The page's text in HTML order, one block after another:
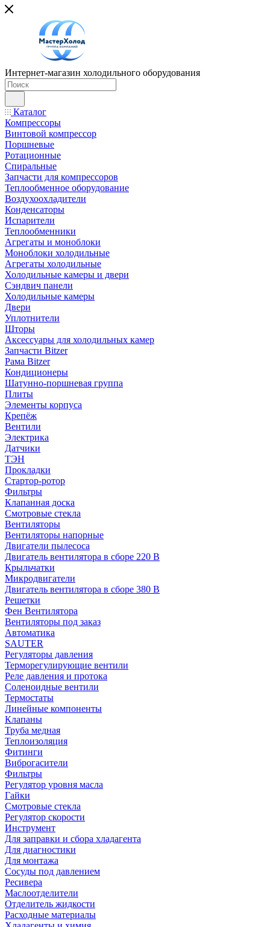
Интернет-магазин холодильного оборудования
Каталог
Компрессоры
Винтовой компрессор
Поршневые
Ротационные
Спиральные
Запчасти для компрессоров
Теплообменное оборудование
Воздухоохладители
Конденсаторы
Испарители
Теплообменники
Агрегаты и моноблоки
Моноблоки холодильные
Агрегаты холодильные
Холодильные камеры и двери
Сэндвич панели
Холодильные камеры
Двери
Уплотнители
Шторы
Аксессуары для холодильных камер
Запчасти Bitzer
Рама Bitzer
Кондиционеры
Шатунно-поршневая группа
Плиты
Элементы корпуса
Крепёж
Вентили
Электрика
Датчики
ТЭН
Прокладки
Стартор-ротор
Фильтры
Клапанная доска
Смотровые стекла
Вентиляторы
Вентиляторы напорные
Двигатели пылесоса
Двигатель вентилятора в сборе 220 В
Крыльчатки
Микродвигатели
Двигатель вентилятора в сборе 380 В
Решетки
Фен Вентилятора
Вентиляторы под заказ
Автоматика
SAUTER
Регуляторы давления
Терморегулирующие вентили
Реле давления и протока
Соленоидные вентили
Термостаты
Линейные компоненты
Клапаны
Труба медная
Теплоизоляция
Фитинги
Виброгасители
Фильтры
Регулятор уровня масла
Гайки
Смотровые стекла
Регулятор скорости
Инструмент
Для заправки и сбора хладагента
Для диагностики
Для монтажа
Сосуды под давлением
Ресивера
Маслоотделители
Отделитель жидкости
Расходные материалы